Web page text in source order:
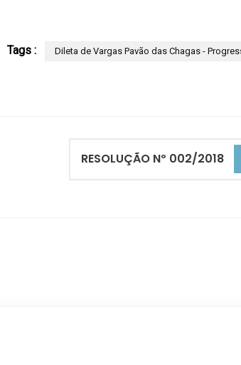
Tags : Dileta de Vargas Pavão das Chagas -
RESOLUÇÃO Nº 002/2018